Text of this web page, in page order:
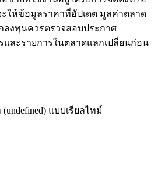
ล
ให้ข้อมูลราคาที่อัปเดต มูลค่าตลาด
งทุนควรตรวจสอบประกาศ
และรายการในตลาดแลกเปลี่ยนก่อน
แบบเรียลไทม์